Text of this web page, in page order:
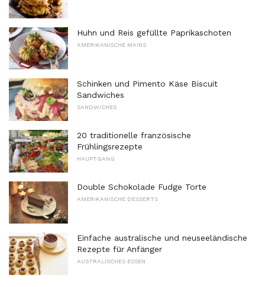
Huhn und Reis gefüllte Paprikaschoten
AMERIKANISCHE MAINS
Schinken und Pimento Käse Biscuit
Sandwiches
SANDWICHES
20 traditionelle französische
Frühlingsrezepte
HAUPTGANG
Double Schokolade Fudge Torte
AMERIKANISCHE DESSERTS
Einfache australische und neuseeländische
Rezepte für Anfänger
AUSTRALISCHES ESSEN